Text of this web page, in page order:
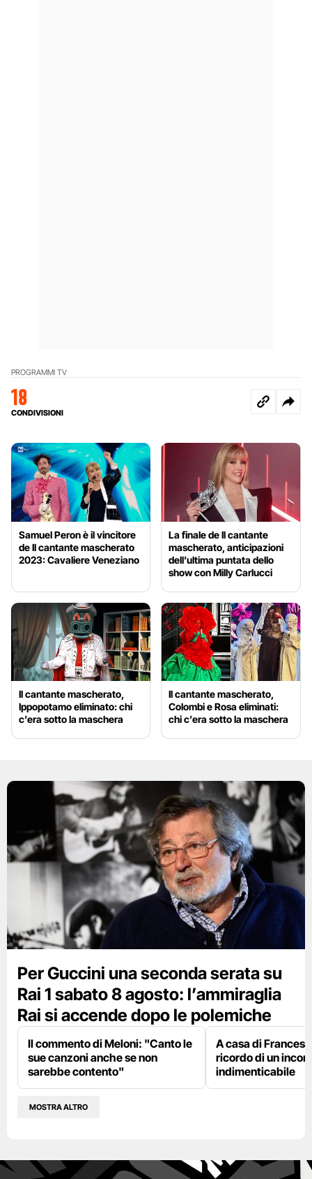
PROGRAMMI TV
18
CONDIVISIONI
Samuel Peron è il vincitore
de Il cantante mascherato
2023: Cavaliere Veneziano
La finale de Il cantante
mascherato, anticipazioni
dell’ultima puntata dello
show con Milly Carlucci
Il cantante mascherato,
Ippopotamo eliminato: chi
c’era sotto la maschera
Il cantante mascherato,
Colombi e Rosa eliminati:
chi c’era sotto la maschera
Per Guccini una seconda serata su
Rai 1 sabato 8 agosto: l’ammiraglia
Rai si accende dopo le polemiche
Il commento di Meloni: "Canto le
sue canzoni anche se non
sarebbe contento"
A casa di
ricordo di un
indimenticabile
MOSTRA ALTRO